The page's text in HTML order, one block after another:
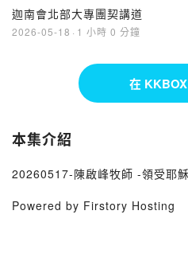
迦南會北部大專團契講道
2026-05-18 · 1 小時 0 分鐘
在
本集介紹
20260517-陳啟峰牧師 -領受耶
Powered by Firstory Hosting